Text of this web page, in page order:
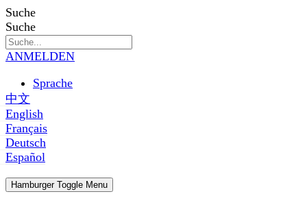
Zum
Inhalt
springen
Suche
Suche
ANMELDEN
Sprache
中文
English
Français
Deutsch
Español
Hamburger Toggle Menu